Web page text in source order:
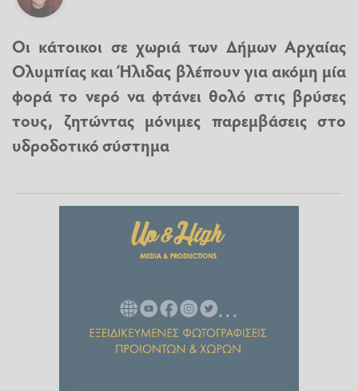
Οι κάτοικοι σε χωριά των Δήμων Αρχαίας
Ολυμπίας και Ήλιδας βλέπουν για ακόμη μία
φορά το νερό να φτάνει θολό στις βρύσες
τους, ζητώντας μόνιμες παρεμβάσεις στο
υδροδοτικό σύστημα